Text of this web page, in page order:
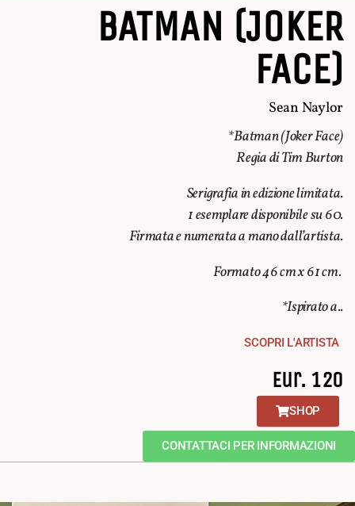
BATMAN (JOKER
FACE)
Sean Naylor
*Batman (Joker Face)
Regia di Tim Burton
Serigrafia in edizione limitata.
1 esemplare disponibile su 60.
Firmata e numerata a mano dall’artista.
Formato 46 cm x 61 cm.
*Ispirato a..
SCOPRI L'ARTISTA
Eur. 120
SHOP
CONTATTACI PER INFORMAZIONI